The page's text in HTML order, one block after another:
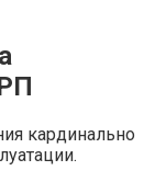
кардинально